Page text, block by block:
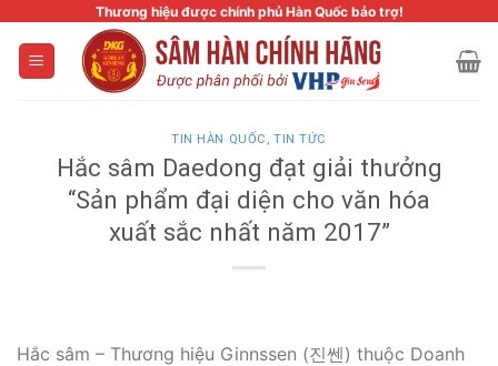
content
Thương hiệu được chính phủ Hàn Quốc bảo trợ!
TIN HÀN QUỐC , TIN TỨC
Hắc sâm Daedong đạt giải thưởng
“Sản phẩm đại diện cho văn hóa
xuất sắc nhất năm 2017”
Hắc sâm – Thương hiệu Ginnssen (진쎈) thuộc Doanh